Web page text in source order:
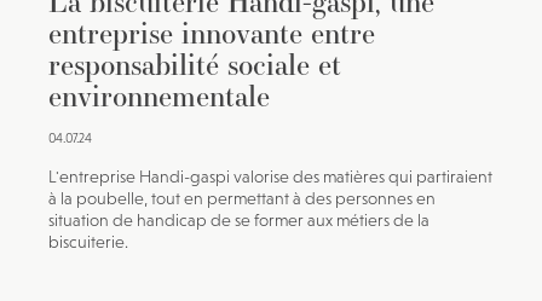
entreprise innovante entre
responsabilité sociale et
environnementale
04.07.24
L'entreprise Handi-gaspi valorise des matières qui partiraient
à la poubelle, tout en permettant à des personnes en
situation de handicap de se former aux métiers de la
biscuiterie.